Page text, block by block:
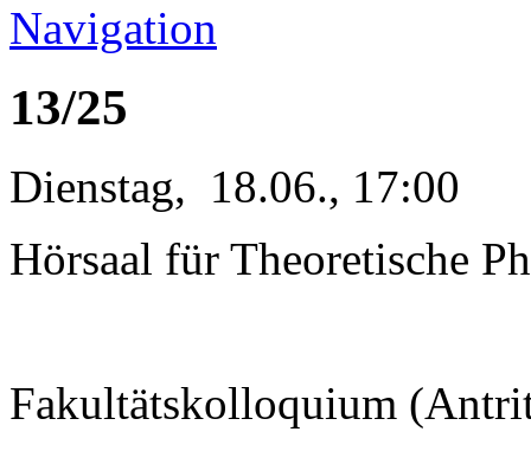
Navigation
13/25
Dienstag, 18.06., 17:00
Hörsaal für Theoretische
Fakultätskolloquium